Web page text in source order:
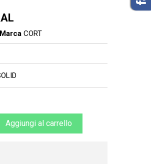
Marca CORT
Aggiungi al carrello